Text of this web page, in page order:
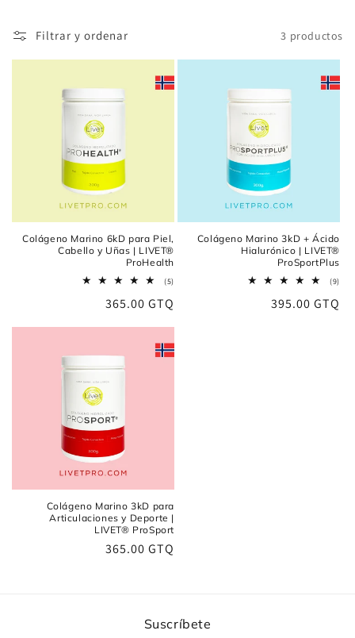
Filtrar y ordenar 3 productos
Colágeno Marino 6kD para Piel,
Cabello y Uñas | LIVET®
ProHealth
(5)
Precio
365.00 GTQ
Colágeno Marino 3kD + Ácido
Hialurónico | LIVET®
ProSportPlus
(9)
Precio
395.00 GTQ
Colágeno Marino 3kD para
Articulaciones y Deporte |
LIVET® ProSport
Precio
365.00 GTQ
Suscríbete